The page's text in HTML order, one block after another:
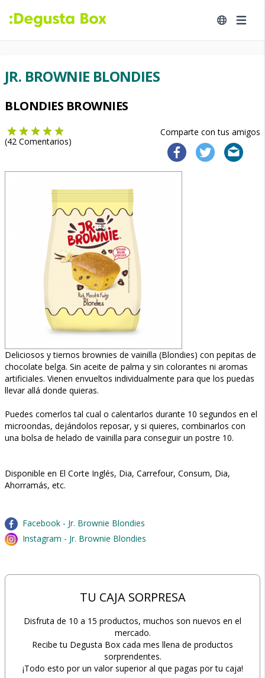
JR. BROWNIE BLONDIES
BLONDIES BROWNIES
Comparte con tus amigos
(42 Comentarios)
Deliciosos y tiernos brownies de vainilla (Blondies) con pepitas de
chocolate belga. Sin aceite de palma y sin colorantes ni aromas
artificiales. Vienen envueltos individualmente para que los puedas
llevar allá donde quieras.
Puedes comerlos tal cual o calentarlos durante 10 segundos en el
microondas, dejándolos reposar, y si quieres, combinarlos con
una bolsa de helado de vainilla para conseguir un postre 10.
Disponible en El Corte Inglés, Dia, Carrefour, Consum, Dia,
Ahorramás, etc.
Facebook - Jr. Brownie Blondies
Instagram - Jr. Brownie Blondies
TU CAJA SORPRESA
Disfruta de 10 a 15 productos, muchos son nuevos en el
mercado.
Recibe tu Degusta Box cada mes llena de productos
sorprendentes.
¡Todo esto por un valor superior al que pagas por tu caja!